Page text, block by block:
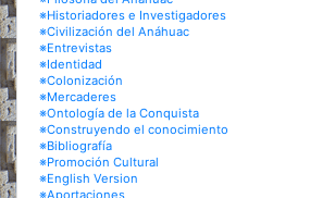
※Historiadores e Investigadores
※Civilización del Anáhuac
※Entrevistas
※Identidad
※Colonización
※Mercaderes
※Ontología de la Conquista
※Construyendo el conocimiento
※Bibliografía
※Promoción Cultural
※English Version
※Aportaciones